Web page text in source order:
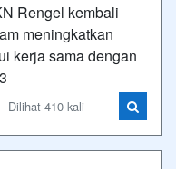
Rengel kembali
meningkatkan
kerja sama dengan
Dilihat 410 kali